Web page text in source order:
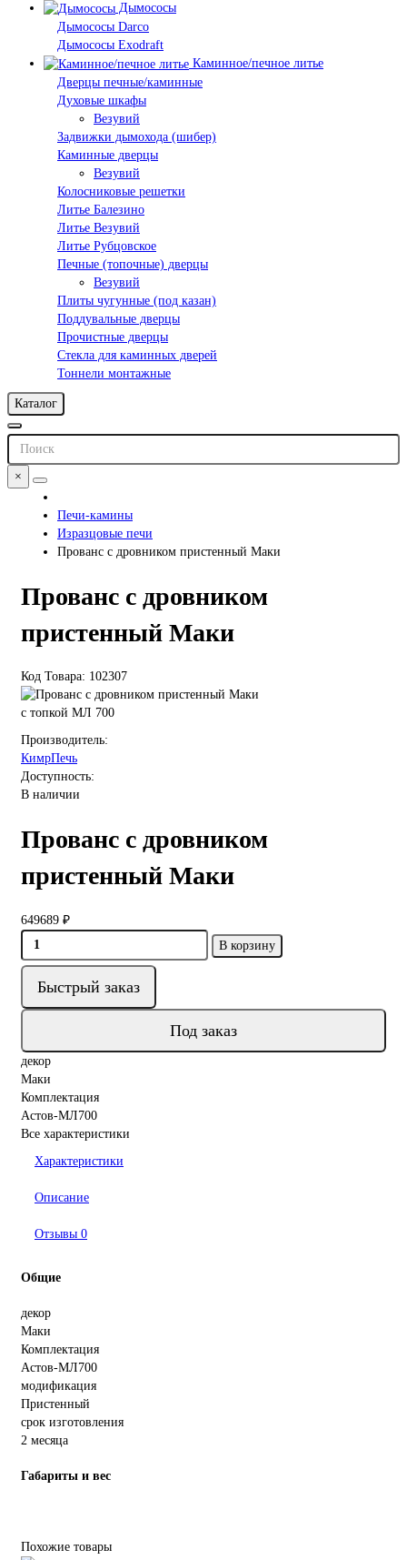
Дымососы
Дымососы Darco
Дымососы Exodraft
Каминное/печное литье
Дверцы печные/каминные
Духовые шкафы
Везувий
Задвижки дымохода (шибер)
Каминные дверцы
Везувий
Колосниковые решетки
Литье Балезино
Литье Везувий
Литье Рубцовское
Печные (топочные) дверцы
Везувий
Плиты чугунные (под казан)
Поддувальные дверцы
Прочистные дверцы
Стекла для каминных дверей
Тоннели монтажные
Каталог
×
Печи-камины
Изразцовые печи
Прованс с дровником пристенный Маки
Прованс с дровником
пристенный Маки
Код Товара: 102307
с топкой МЛ 700
Производитель:
КимрПечь
Доступность:
В наличии
Прованс с дровником
пристенный Маки
649689 ₽
В корзину
Быстрый заказ
Под заказ
декор
Маки
Комплектация
Астов-МЛ700
Все характеристики
Характеристики
Описание
Отзывы 0
Общие
декор
Маки
Комплектация
Астов-МЛ700
модификация
Пристенный
срок изготовления
2 месяца
Габариты и вес
Похожие товары